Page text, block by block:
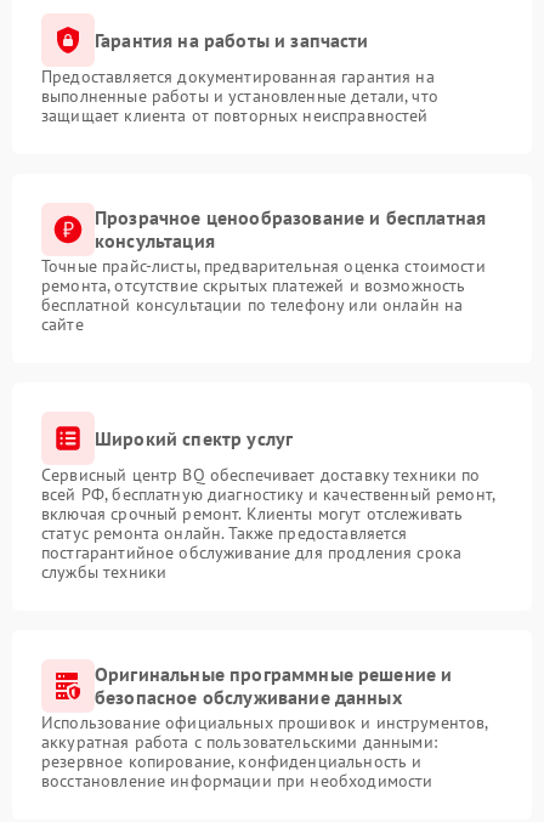
Гарантия на работы и запчасти
Предоставляется документированная гарантия на
выполненные работы и установленные детали, что
защищает клиента от повторных неисправностей
Прозрачное ценообразование и бесплатная
консультация
Точные прайс-листы, предварительная оценка стоимости
ремонта, отсутствие скрытых платежей и возможность
бесплатной консультации по телефону или онлайн на
сайте
Широкий спектр услуг
Сервисный центр BQ обеспечивает доставку техники по
всей РФ, бесплатную диагностику и качественный ремонт,
включая срочный ремонт. Клиенты могут отслеживать
статус ремонта онлайн. Также предоставляется
постгарантийное обслуживание для продления срока
службы техники
Оригинальные программные решение и
безопасное обслуживание данных
Использование официальных прошивок и инструментов,
аккуратная работа с пользовательскими данными:
резервное копирование, конфиденциальность и
восстановление информации при необходимости